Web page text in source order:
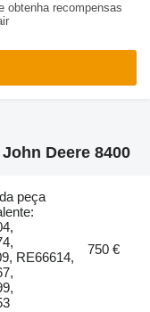
obtenha recompensas
Deere 8400
peça
RE66614,
750 €